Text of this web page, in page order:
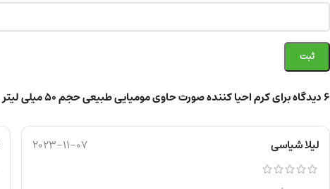
6 دیدگاه برای کرم احیا کننده صورت حاوی مومیایی طبیعی حجم ۵۰ میلی لیتر
لیلا شیاسی 2023-11-07